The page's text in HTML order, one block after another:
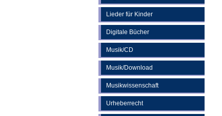
Lieder für Kinder
Digitale Bücher
Musik/CD
Musik/Download
Musikwissenschaft
Urheberrecht